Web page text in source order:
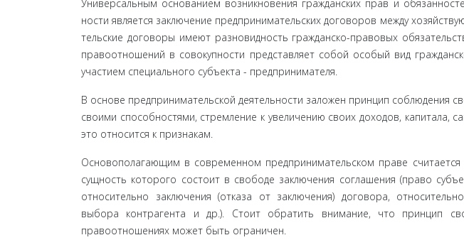
Универсальным основанием возникновения гражданских прав и
ности является заключение предпринимательских договоров между
тельские договоры имеют разновидность гражданско-правовых
правоот­ношений в совокупности представляет собой особый вид
участием специ­ального субъекта - предпринимателя.
В основе предпринимательской деятельности заложен принцип соблюдения
своими способностями, стремление к увеличению своих доходов, капитала,
это относится к признакам.
Основополагающим в современном предпринимательском праве
сущ­ность которого состоит в свободе заключения соглашения (право
относительно за­ключения (отказа от заключения) договора,
выбора контрагента и др.). Сто­ит обратить внимание, что принцип
правоотношениях может быть ограничен.